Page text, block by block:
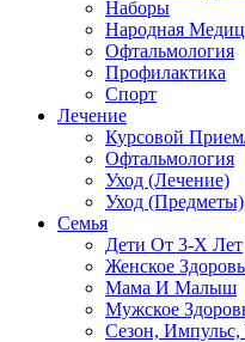
Наборы
Народная
Офтальмология
Профилактика
Спорт
Лечение
Курсовой
Офтальмология
Уход (Лечение)
Уход (Предметы)
Семья
Дети От 3-Х Лет
Женское
Мама И Малыш
Мужское
Сезон, Импульс,